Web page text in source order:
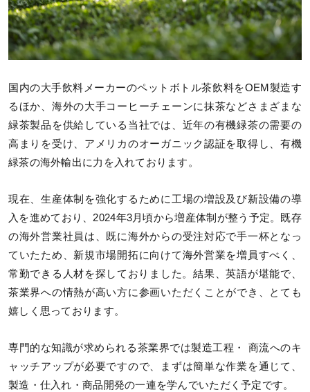
国内の大手飲料メーカーのペットボトル茶飲料をOEM製造す
るほか、海外の大手コーヒーチェーンに抹茶などさまざまな
緑茶製品を供給している当社では、近年の有機緑茶の需要の
高まりを受け、アメリカのオーガニック認証を取得し、有機
緑茶の海外輸出に力を入れております。
現在、生産体制を強化するために工場の増設及び新設備の導
入を進めており、2024年3月頃から増産体制が整う予定。既存
の海外営業社員は、既に海外からの受注対応で手一杯となっ
ていたため、新規市場開拓に向けて海外営業を増員すべく、
常勤できる人材を探しておりました。​結果、英語が堪能で、
茶業界への情熱が高い方に参画いただくことができ、とても
嬉しく思っております。
専門的な知識が求められる茶業界では製造工程・ 商流へのキ
ャッチアップが必要ですので、まずは簡単な作業を通じて、
製造・仕入れ・商品開発の一連を学んでいただく予定です。